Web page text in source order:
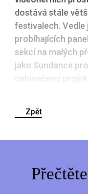
dostává stále
festivalech. Vedle
probíhajících
sekcí na malých
jako Sundance
celovečerní
Zpět